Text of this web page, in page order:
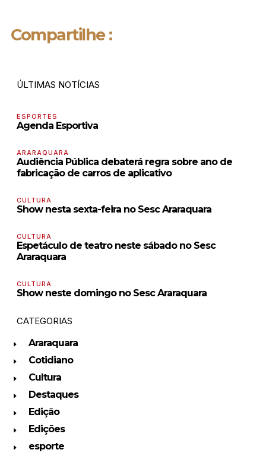
Compartilhe :
ÚLTIMAS NOTÍCIAS
ESPORTES
Agenda Esportiva
ARARAQUARA
Audiência Pública debaterá regra sobre ano de
fabricação de carros de aplicativo
CULTURA
Show nesta sexta-feira no Sesc Araraquara
CULTURA
Espetáculo de teatro neste sábado no Sesc
Araraquara
CULTURA
Show neste domingo no Sesc Araraquara
CATEGORIAS
Araraquara
Cotidiano
Cultura
Destaques
Edição
Edições
esporte